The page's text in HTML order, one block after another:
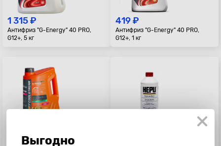
1 315 ₽
Антифриз "G-Energy" 40 PRO,
G12+, 5 кг
419 ₽
Антифриз "G-Energy" 40 PRO,
G12+, 1 кг
Антифриз CoolStream А-110, 5кг
Выгодно